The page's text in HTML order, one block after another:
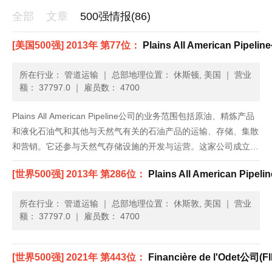
全部 文章 500强情报(86)
[美国500强] 2013年 第77位： Plains All American
所在行业： 管道运输 ｜ 总部地理位置： 休斯顿, 美国 ｜ 营业
额： 37797.0 ｜ 雇员数： 4700
Plains All American Pipeline公司的业务范围包括原油、精炼产品
和液化石油气和其他与天然气有关的石油产品的运输、存储、集散
和营销。它还参与天然气存储设施的开发与运营。这家公司成立于
1998年，总部位于德克萨斯州的休斯顿。...
[世界500强] 2013年 第286位： Plains All American
所在行业： 管道运输 ｜ 总部地理位置： 休斯敦, 美国 ｜ 营业
额： 37797.0 ｜ 雇员数： 4700
[世界500强] 2021年 第443位： Financière de l'Odet公司